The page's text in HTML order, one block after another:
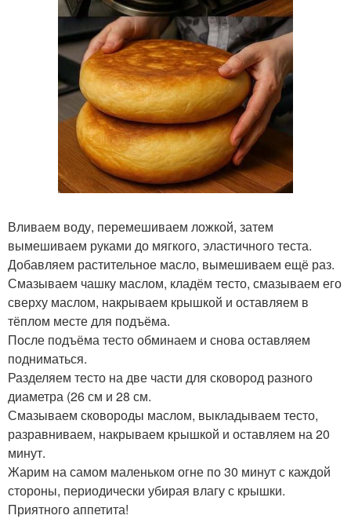
Вливаем воду, перемешиваем ложкой, затем
вымешиваем руками до мягкого, эластичного теста.
Добавляем растительное масло, вымешиваем ещё раз.
Смазываем чашку маслом, кладём тесто, смазываем его
сверху маслом, накрываем крышкой и оставляем в
тёплом месте для подъёма.
После подъёма тесто обминаем и снова оставляем
подниматься.
Разделяем тесто на две части для сковород разного
диаметра (26 см и 28 см.
Смазываем сковороды маслом, выкладываем тесто,
разравниваем, накрываем крышкой и оставляем на 20
минут.
Жарим на самом маленьком огне по 30 минут с каждой
стороны, периодически убирая влагу с крышки.
Приятного аппетита!